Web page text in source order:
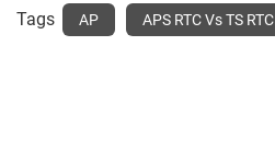
Tags AP APS RTC Vs TS RTC